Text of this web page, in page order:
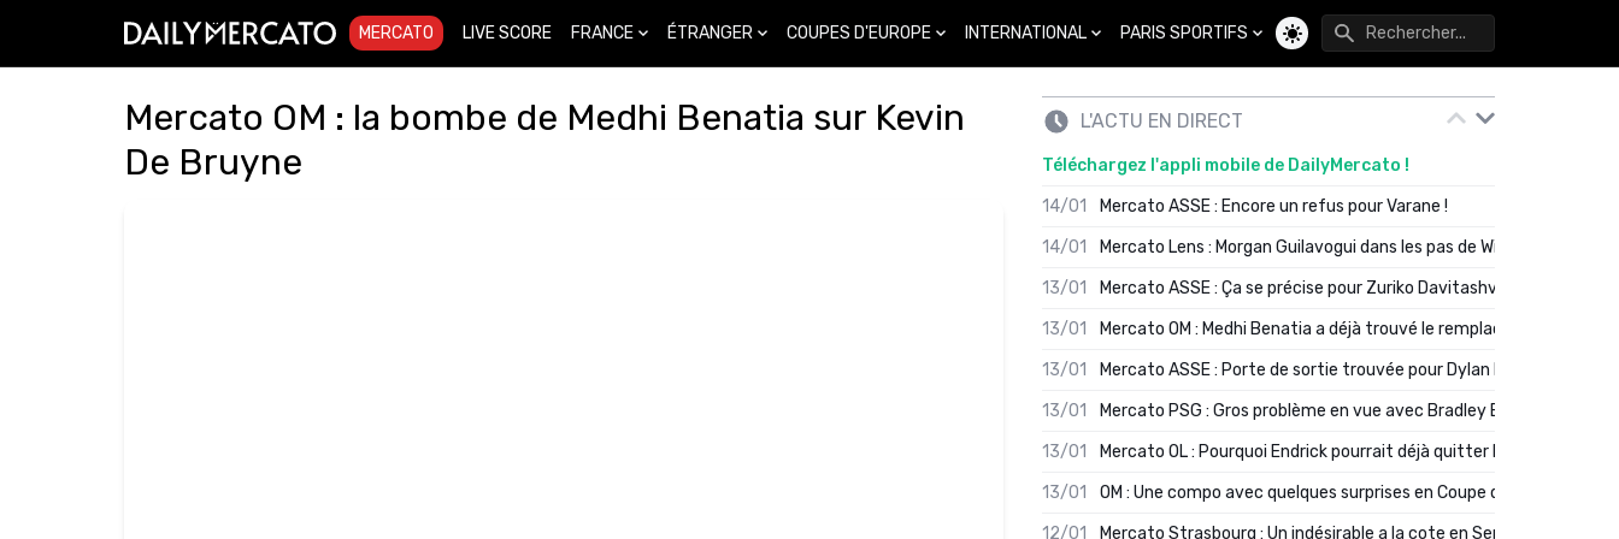
MERCATO LIVE SCORE FRANCE ÉTRANGER COUPES D'EUROPE INTERNATIONAL PARIS SPORTIFS
Changer de thème
Mercato OM : la bombe de Medhi Benatia sur Kevin
De Bruyne
L'ACTU EN DIRECT
Téléchargez l'appli mobile de DailyMercato !
14/01
Mercato ASSE : Encore un refus pour Varane !
14/01
Mercato Lens : Morgan Guilavogui dans les pas de Will Still ?
13/01
Mercato ASSE : Ça se précise pour Zuriko Davitashvili
13/01
Mercato OM : Medhi Benatia a déjà trouvé le remplaçant de Robinio
13/01
Mercato ASSE : Porte de sortie trouvée pour Dylan Batubinsika
13/01
Mercato PSG : Gros problème en vue avec Bradley Barcola ?
13/01
Mercato OL : Pourquoi Endrick pourrait déjà quitter Lyon en janvier
13/01
OM : Une compo avec quelques surprises en Coupe de France
12/01
Mercato Strasbourg : Un indésirable a la cote en Serie A